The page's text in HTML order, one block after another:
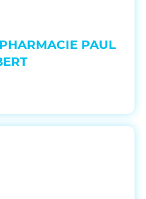
PAUL